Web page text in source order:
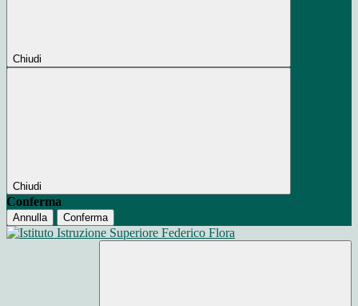
Chiudi
Chiudi
Conferma
Annulla Conferma